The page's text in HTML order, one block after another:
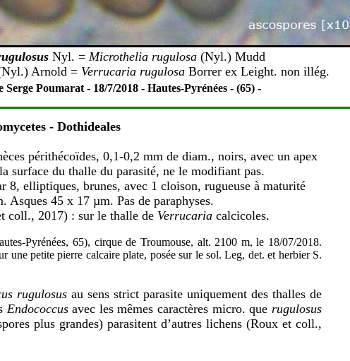
Nyl. = Microthelia rugulosa (Nyl.) Mudd
Arnold = Verrucaria rugulosaBorrer ex Leight. non illég.
Serge Poumarat - 18/7/2018 - Hautes-Pyrénées - (65) -
- Dothideales
périthécoïdes, 0,1-0,2 mm de diam., noirs, avec un apex
surface du thalle du parasité, ne le modifiant pas.
8, elliptiques, brunes, avec 1 cloison, rugueuse à maturité
Asques 45 x 17 µm. Pas de paraphyses.
coll., 2017) : sur le thalle de Verrucaria calcicoles.
Pyrénées, 65), cirque de Troumouse, alt. 2100 m, le 18/07/2018.
une petite pierre calcaire plate, posée sur le sol. Leg, det. et herbier S.
rugulosus au sens strict parasite uniquement des thalles de
Endococcusavec les mêmes caractères micro. querugulosus
plus grandes) parasitent d’autres lichens (Roux et coll.,